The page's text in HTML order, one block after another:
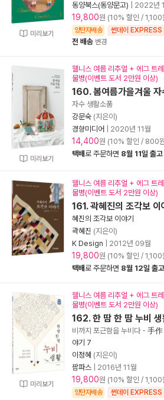
미리보기
동양북스(동양문고)
2022년
19,800원 (10% 할인 / 1,100
양탄자배송 썬데이 EXPRESS
전 배송 변경
미리보기
웰니스 여름 리추얼 + 에그 트
물병(이벤트 도서 2만원 이상)
160. 봄여름가을겨울 자
자수 생활소품
강문숙 (지은이)
경향미디어
2020년 11월
14,400원 (10% 할인 / 800
택배로 주문하면 8월 11일 출고
웰니스 여름 리추얼 + 에그 트
물병(이벤트 도서 2만원 이상)
161. 곽혜진의 조각보 이
혜진의 조각보 이야기
곽혜진 (지은이)
K Design
2012년 09월
19,800원 (10% 할인 / 1,100
택배로 주문하면 8월 12일 출고
미리보기
웰니스 여름 리추얼 + 에그 트
물병(이벤트 도서 2만원 이상)
162. 한 땀 한 땀 누비 생
비까지 포근함을 누비다- 手作
야기 7
이정혜 (지은이)
팜파스
2016년 11월
19,800원 (10% 할인 / 1,100
양탄자배송 썬데이 EXPRESS